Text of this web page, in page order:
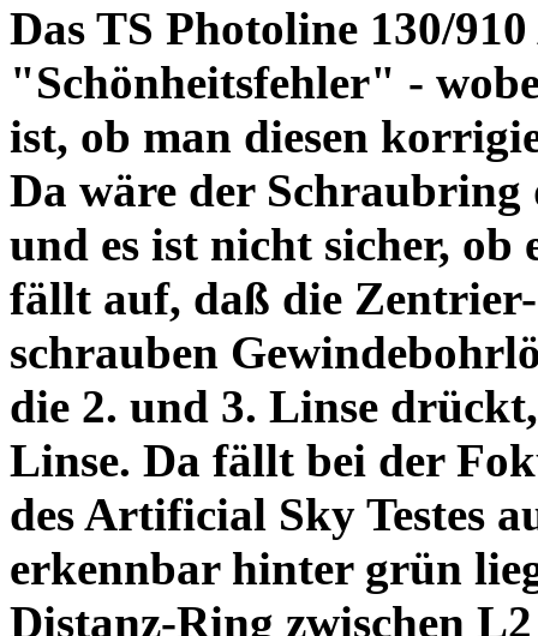
Das TS Photoline 130/
"Schönheitsfehler" -
ist, ob man diesen
Da wäre der
und es ist nicht sicher,
fällt auf, daß die Zentrier-
schrauben
die 2. und 3. Linse
Linse. Da fällt bei der
des Artificial Sky Testes
erkennbar hinter grün
Distanz-Ring zwischen